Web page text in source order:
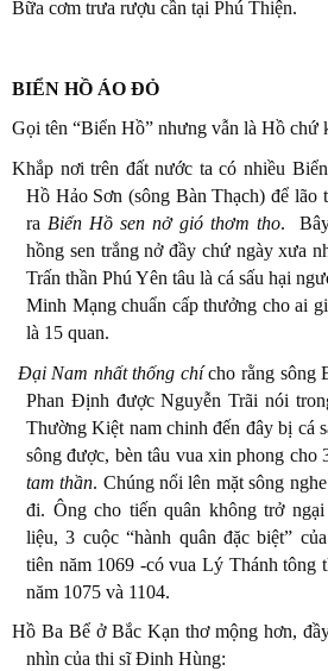
Bữa cơm trưa rượu cần tại Phú Thiện.
BIỂN HỒ ÁO ĐỎ
Gọi tên “Biển Hồ” nhưng vẫn là Hồ chứ
Khắp nơi trên đất nước ta có nhiều
Hồ Hảo Sơn (sông Bàn Thạch) để lão
ra Biển Hồ sen nở gió thơm tho.
hồng sen trắng nở đầy chứ ngày xưa
Trấn thần Phú Yên tâu là cá sấu hại
Minh Mạng chuẩn cấp thưởng cho ai
là 15 quan.
Đại Nam nhất thống chícho rằng sông
Phan Định được Nguyễn Trãi nói
Thường Kiệt nam chinh đến đây bị cá
sông được, bèn tâu vua xin phong cho
tam thần. Chúng nổi lên mặt sông
đi. Ông cho tiến quân không trở
liệu, 3 cuộc “hành quân đặc biệt”
tiên năm 1069 -có vua Lý Thánh tông
năm 1075 và 1104.
Hồ Ba Bể ở Bắc Kạn thơ mộng hơn,
nhìn của thi sĩ Đinh Hùng: